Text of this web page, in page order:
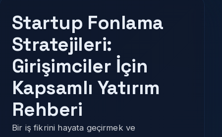
Startup Fonlama
Stratejileri:
Girişimciler İçin
Kapsamlı Yatırım
Rehberi
Bir iş fikrini hayata geçirmek ve